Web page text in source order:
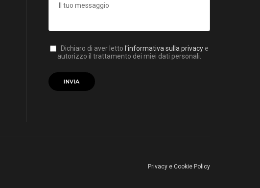
Dichiaro di aver letto l'informativa sulla privacy e
autorizzo il trattamento dei miei dati personali.
Privacy e Cookie Policy